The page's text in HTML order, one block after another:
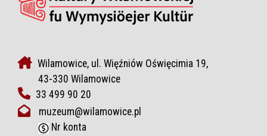
Wilamowice, ul. Więźniów Oświęcimia 19,
43-330 Wilamowice
33 499 90 20
muzeum@wilamowice.pl
Nr konta